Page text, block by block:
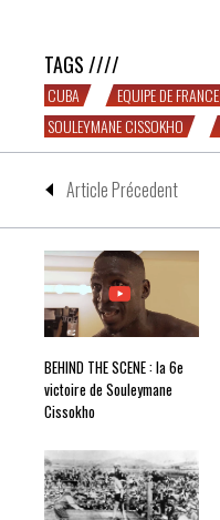
TAGS ////
CUBA EQUIPE DE FRANCE
SOULEYMANE CISSOKHO
Article Précedent
BEHIND THE SCENE : la 6e
victoire de Souleymane
Cissokho